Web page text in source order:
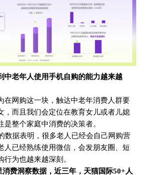
中老年人使用手机自购的能力越来越
在网购这一块，触达中老年消费人群要
，而且我们会定位在教育女儿或者儿媳
是整个家庭中消费的决策者。
数据表明，很多老人已经会自己网购营
人已经熟练使用微信，会发朋友圈、短
行为也越来越深刻。
费洞察数据，近三年，天猫国际50+人